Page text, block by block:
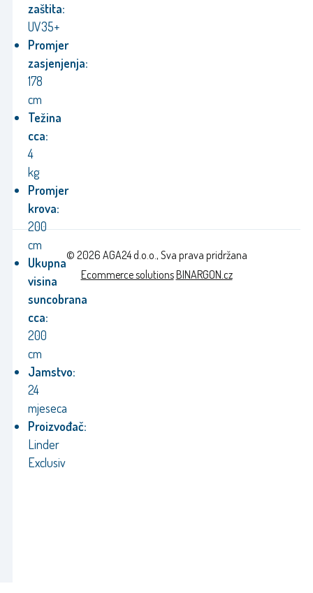
zaštita:
UV35+
Promjer
zasjenjenja:
178
cm
Težina
cca:
4
kg
Promjer
krova:
200
cm
Ukupna
visina
suncobrana
cca:
200
cm
Jamstvo:
24
mjeseca
Proizvođač:
Linder
Exclusiv
© 2026 AGA24 d.o.o., Sva prava pridržana
Ecommerce solutionsBINARGON.cz